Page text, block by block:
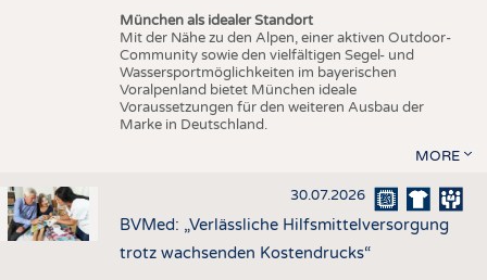
München als idealer Standort
Mit der Nähe zu den Alpen, einer aktiven Outdoor-
Community sowie den vielfältigen Segel- und
Wassersportmöglichkeiten im bayerischen
Voralpenland bietet München ideale
Voraussetzungen für den weiteren Ausbau der
Marke in Deutschland.
MORE
30.07.2026
BVMed: „Verlässliche Hilfsmittelversorgung
trotz wachsenden Kostendrucks“